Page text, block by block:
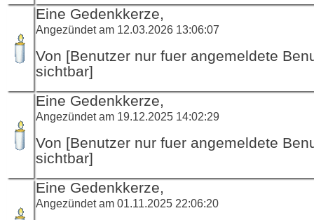
Eine Gedenkkerze,
Angezündet am 12.03.2026 13:06:07
Von [Benutzer nur fuer angemeldete
sichtbar]
Eine Gedenkkerze,
Angezündet am 19.12.2025 14:02:29
Von [Benutzer nur fuer angemeldete
sichtbar]
Eine Gedenkkerze,
Angezündet am 01.11.2025 22:06:20